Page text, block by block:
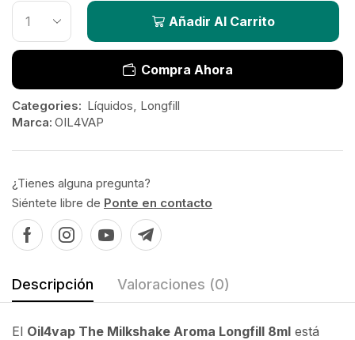
Añadir Al Carrito
Compra Ahora
Categories: Líquidos, Longfill
Marca: OIL4VAP
¿Tienes alguna pregunta?
Siéntete libre de Ponte en contacto
Descripción Valoraciones (0)
El Oil4vap The Milkshake Aroma Longfill 8ml está